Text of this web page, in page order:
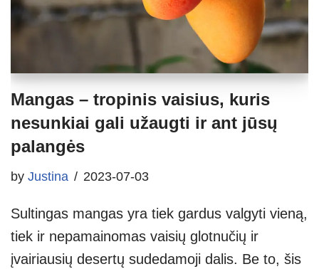
Mangas – tropinis vaisius, kuris
nesunkiai gali užaugti ir ant jūsų
palangės
by Justina 2023-07-03
Sultingas mangas yra tiek gardus valgyti vieną,
tiek ir nepamainomas vaisių glotnučių ir
įvairiausių desertų sudedamoji dalis. Be to, šis